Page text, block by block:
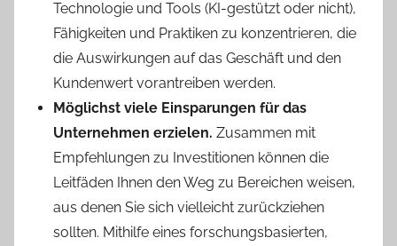
Technologie und Tools (KI-gestützt oder nicht),
Fähigkeiten und Praktiken zu konzentrieren, die
die Auswirkungen auf das Geschäft und den
Kundenwert vorantreiben werden.
Möglichst viele Einsparungen für das
Unternehmen erzielen. Zusammen mit
Empfehlungen zu Investitionen können die
Leitfäden Ihnen den Weg zu Bereichen weisen,
aus denen Sie sich vielleicht zurückziehen
sollten. Mithilfe eines forschungsbasierten,